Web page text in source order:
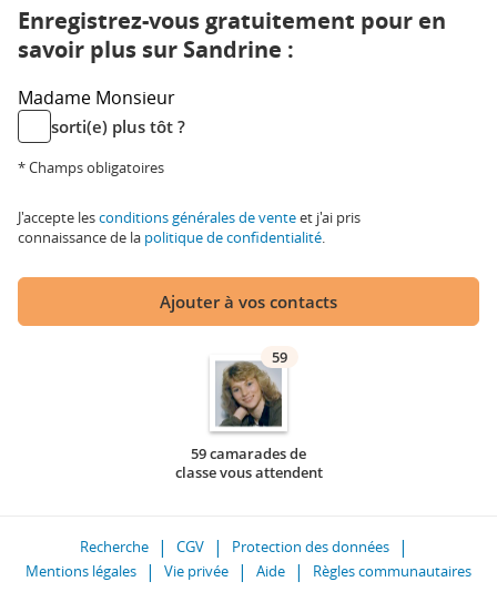
Enregistrez-vous gratuitement pour en
savoir plus sur Sandrine :
Madame Monsieur
sorti(e) plus tôt ?
* Champs obligatoires
J'accepte lesconditions générales de venteet j'ai pris
connaissance de la politique de confidentialité.
Ajouter à vos contacts
59
59 camarades de
classe vous attendent
Recherche CGV
Protection des données
Mentions légales
Vie privée Aide Règles communautaires